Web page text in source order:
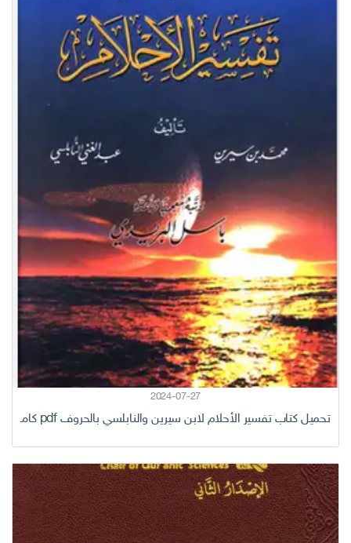
2024-07-27
تحميل كتاب تفسير الأحلام لابن سيرين والنابلسي بالحروف pdf كامل